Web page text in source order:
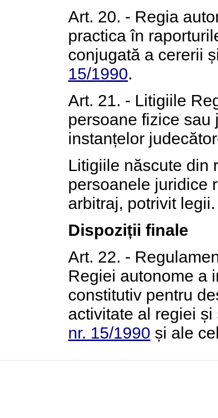
Art. 20. - Regia
practica în
conjugată a cererii
15/1990.
Art. 21. - Litigiile
persoane fizice sau
instanțelor
Litigiile născute din
persoanele juridice
arbitraj, potrivit legii.
Dispoziții finale
Art. 22. -
Regiei autonome a
constitutiv pentru
activitate al regiei
nr. 15/1990 și ale